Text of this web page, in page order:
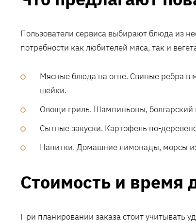
Пользователи сервиса выбирают блюда из
потребности как любителей мяса, так и
Мясные блюда на огне. Свиные ребра в
шейки.
Овощи гриль. Шампиньоны, болгарский
Сытные закуски. Картофель по-
Напитки. Домашние лимонады, морсы
Стоимость и время
При планировании заказа стоит учитывать